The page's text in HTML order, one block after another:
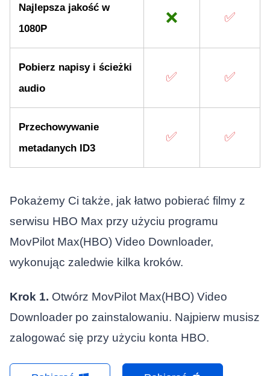
Najlepsza jakość w
1080P
❌ ✅
Pobierz napisy i ścieżki
audio
✅ ✅
Przechowywanie
metadanych ID3
✅ ✅
Pokażemy Ci także, jak łatwo pobierać filmy z
serwisu HBO Max przy użyciu programu
MovPilot Max(HBO) Video Downloader,
wykonując zaledwie kilka kroków.
Krok 1. Otwórz MovPilot Max(HBO) Video
Downloader po zainstalowaniu. Najpierw musisz
zalogować się przy użyciu konta HBO.